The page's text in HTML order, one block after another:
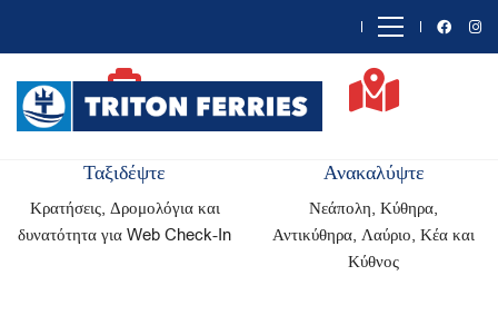
Ταξιδέψτε
Κρατήσεις, Δρομολόγια και
δυνατότητα για Web Check-In
Ανακαλύψτε
Νεάπολη, Κύθηρα,
Αντικύθηρα, Λαύριο, Κέα και
Κύθνος